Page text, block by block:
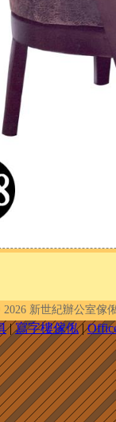
新世紀辦公室傢
|寫字樓傢俬|